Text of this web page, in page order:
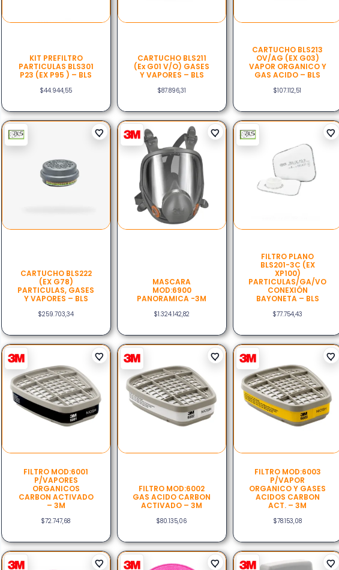
KIT PREFILTRO
PARTICULAS BLS301
P23 (EX P95 ) – BLS
$44.944,55
CARTUCHO BLS211
(ex G01 V/O) GASES
Y VAPORES – BLS
$87.896,31
CARTUCHO BLS213
OV/AG (EX G03)
VAPOR ORGANICO Y
GAS ACIDO – BLS
$107.112,51
CARTUCHO BLS222
(EX G78)
PARTICULAS, GASES
Y VAPORES – BLS
$259.703,34
MASCARA
MOD:6900
PANORAMICA -3M
$1.324.142,82
FILTRO PLANO
BLS201-3C (EX
XP100)
PARTICULAS/GA/VO
CONEXIÓN
BAYONETA – BLS
$77.754,43
FILTRO MOD:6001
P/VAPORES
ORGANICOS
CARBON ACTIVADO
– 3M
$72.747,68
FILTRO MOD:6002
GAS ACIDO CARBON
ACTIVADO – 3M
$80.135,06
FILTRO MOD:6003
P/VAPOR
ORGANICO Y GASES
ACIDOS CARBON
ACT. – 3M
$78.153,08